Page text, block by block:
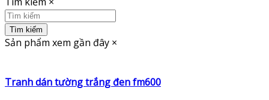
Tìm kiếm
Sản phẩm xem gần đây ×
Tranh dán tường trắng đen fm600